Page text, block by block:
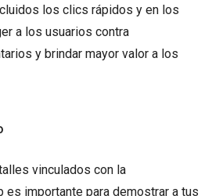
los clics rápidos y en los
a los usuarios contra
y brindar mayor valor a los
vinculados con la
es importante para demostrar a tus